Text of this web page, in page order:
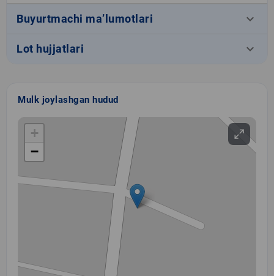
Buyurtmachi ma’lumotlari keyboard_arrow_down
Lot hujjatlari keyboard_arrow_down
Mulk joylashgan hudud
+
−